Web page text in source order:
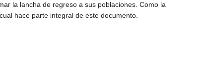
la lancha de regreso a sus poblaciones. Como la
hace parte integral de este documento.